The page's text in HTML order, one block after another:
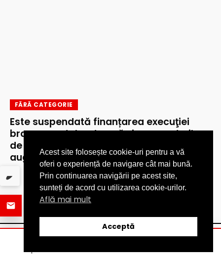
FĂRĂ CATEGORIE
Este suspendată finanțarea execuţiei
branşamentelor de apă şi a racordurilor
de canalizare începând cu data de 3
august 2026Acest site folosește cookie-uri pentru a vă
oferi o experiență de navigare cât mai bună.
Prin continuarea navigării pe acest site,
sunteți de acord cu utilizarea cookie-urilor.
Află mai mult
Acceptă